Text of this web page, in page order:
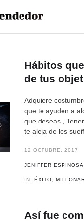
Hábitos
de tus
Adquiere
que te ayuden a
que deseas ,
te aleja de los
12 OCTUBRE, 2017
JENIFFER ESPINOSA
IN:ÉXITO ,
Así fue